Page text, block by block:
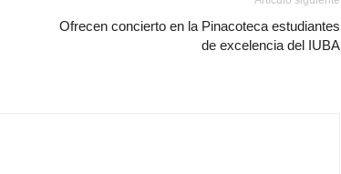
Ofrecen concierto en la Pinacoteca estudiantes
de excelencia del IUBA